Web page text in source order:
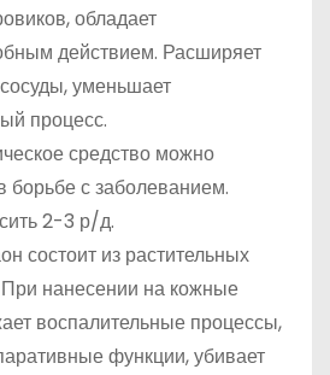
обладает
действием. Расширяет
уменьшает
процесс.
средство можно
борьбе с заболеванием.
2-3 р/д.
состоит из растительных
нанесении на кожные
воспалительные процессы,
функции, убивает